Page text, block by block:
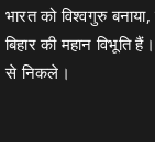
भारत को विश्वगुरु
बिहार की महान विभूति
से निकले।